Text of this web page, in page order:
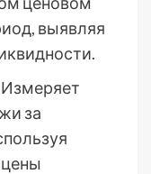
выявляя
Измеряет
за